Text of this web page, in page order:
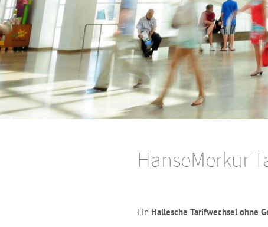
HanseMerkur
Ein Hallesche Tarifwechsel ohne